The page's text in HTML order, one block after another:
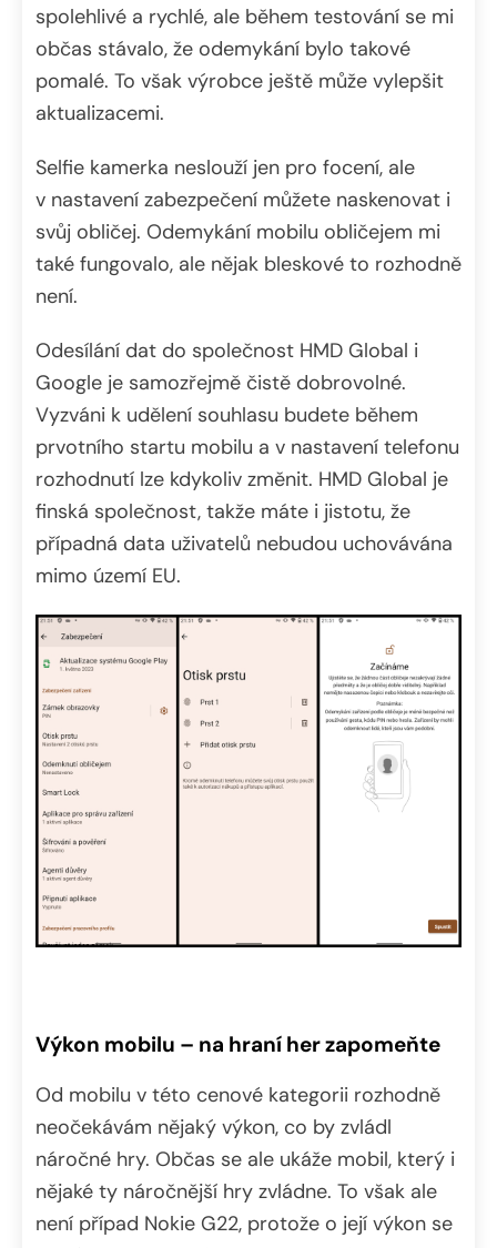
spolehlivé a rychlé, ale během testování se mi
občas stávalo, že odemykání bylo takové
pomalé. To však výrobce ještě může vylepšit
aktualizacemi.
Selfie kamerka neslouží jen pro focení, ale
v nastavení zabezpečení můžete naskenovat i
svůj obličej. Odemykání mobilu obličejem mi
také fungovalo, ale nějak bleskové to rozhodně
není.
Odesílání dat do společnost HMD Global i
Google je samozřejmě čistě dobrovolné.
Vyzváni k udělení souhlasu budete během
prvotního startu mobilu a v nastavení telefonu
rozhodnutí lze kdykoliv změnit. HMD Global je
finská společnost, takže máte i jistotu, že
případná data uživatelů nebudou uchovávána
mimo území EU.
Výkon mobilu – na hraní her zapomeňte
Od mobilu v této cenové kategorii rozhodně
neočekávám nějaký výkon, co by zvládl
náročné hry. Občas se ale ukáže mobil, který i
nějaké ty náročnější hry zvládne. To však ale
není případ Nokie G22, protože o její výkon se